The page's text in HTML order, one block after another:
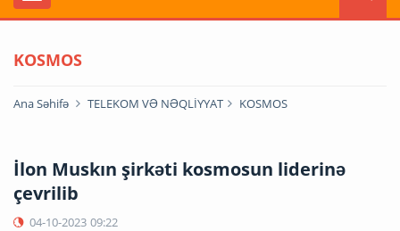
KOSMOS
Ana Səhifə TELEKOM VƏ NƏQLİYYAT KOSMOS
İlon Muskın şirkəti kosmosun liderinə
çevrilib
04-10-2023 09:22